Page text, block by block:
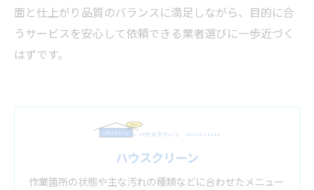
面と仕上がり品質のバランスに満足しながら、目的に合
うサービスを安心して依頼できる業者選びに一歩近づく
はずです。
ハウスクリーン
作業箇所の状態や主な汚れの種類などに合わせたメニュー